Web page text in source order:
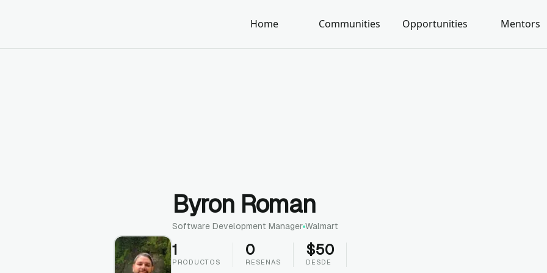
Home Communities Opportunities Mentors
Byron Roman
Software Development Manager Walmart
1
PRODUCTOS
0
RESENAS
$50
DESDE